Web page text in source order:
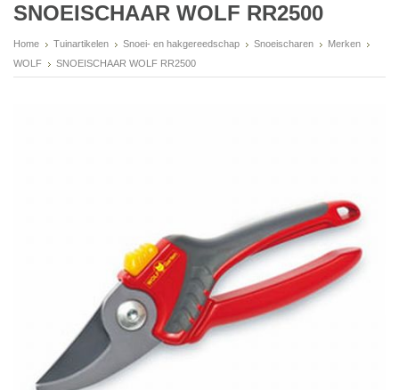
SNOEISCHAAR WOLF RR2500
Home Tuinartikelen Snoei- en hakgereedschap Snoeischaren
Merken
WOLF
SNOEISCHAAR WOLF RR2500